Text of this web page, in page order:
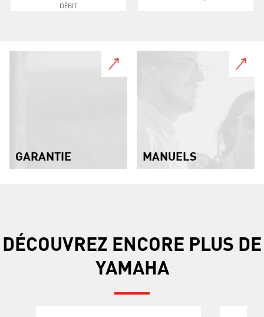
DÉBIT
GARANTIE MANUELS
DÉCOUVREZ ENCORE PLUS DE
YAMAHA